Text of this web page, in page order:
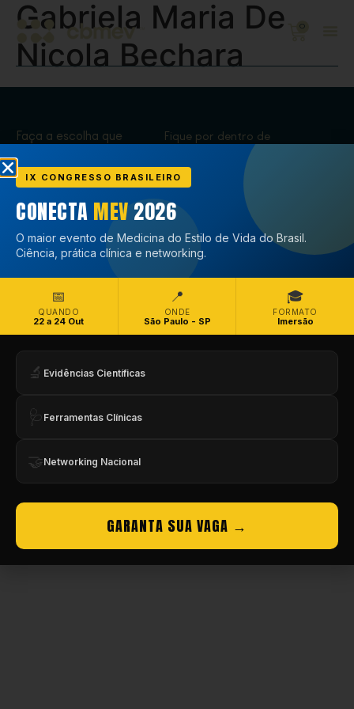
0
Gabriela Maria De
Nicola Bechara
Faça a escolha que
transforma,
Associe-se
Associe-se
Fique por dentro de
tudo que acontece
no CBMEV
IX CONGRESSO BRASILEIRO
CONECTA MEV 2026
O maior evento de Medicina do Estilo de Vida do Brasil.
Ciência, prática clínica e networking.
📅
QUANDO
22 a 24 Out
📍
ONDE
São Paulo - SP
🎓
FORMATO
Imersão
🔬 Evidências Científicas
🩺 Ferramentas Clínicas
🤝 Networking Nacional
GARANTA SUA VAGA →